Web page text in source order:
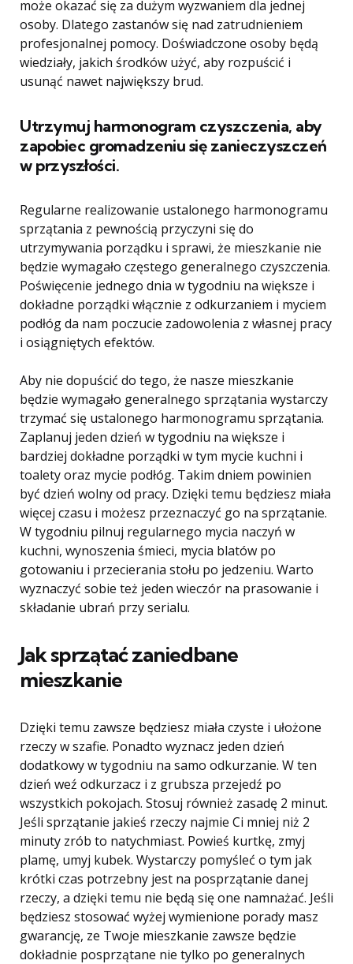
może okazać się za dużym wyzwaniem dla jednej
osoby. Dlatego zastanów się nad zatrudnieniem
profesjonalnej pomocy. Doświadczone osoby będą
wiedziały, jakich środków użyć, aby rozpuścić i
usunąć nawet największy brud.
Utrzymuj harmonogram czyszczenia, aby
zapobiec gromadzeniu się zanieczyszczeń
w przyszłości.
Regularne realizowanie ustalonego harmonogramu
sprzątania z pewnością przyczyni się do
utrzymywania porządku i sprawi, że mieszkanie nie
będzie wymagało częstego generalnego czyszczenia.
Poświęcenie jednego dnia w tygodniu na większe i
dokładne porządki włącznie z odkurzaniem i myciem
podłóg da nam poczucie zadowolenia z własnej pracy
i osiągniętych efektów.
Aby nie dopuścić do tego, że nasze mieszkanie
będzie wymagało generalnego sprzątania wystarczy
trzymać się ustalonego harmonogramu sprzątania.
Zaplanuj jeden dzień w tygodniu na większe i
bardziej dokładne porządki w tym mycie kuchni i
toalety oraz mycie podłóg. Takim dniem powinien
być dzień wolny od pracy. Dzięki temu będziesz miała
więcej czasu i możesz przeznaczyć go na sprzątanie.
W tygodniu pilnuj regularnego mycia naczyń w
kuchni, wynoszenia śmieci, mycia blatów po
gotowaniu i przecierania stołu po jedzeniu. Warto
wyznaczyć sobie też jeden wieczór na prasowanie i
składanie ubrań przy serialu.
Jak sprzątać zaniedbane
mieszkanie
Dzięki temu zawsze będziesz miała czyste i ułożone
rzeczy w szafie. Ponadto wyznacz jeden dzień
dodatkowy w tygodniu na samo odkurzanie. W ten
dzień weź odkurzacz i z grubsza przejedź po
wszystkich pokojach. Stosuj również zasadę 2 minut.
Jeśli sprzątanie jakieś rzeczy najmie Ci mniej niż 2
minuty zrób to natychmiast. Powieś kurtkę, zmyj
plamę, umyj kubek. Wystarczy pomyśleć o tym jak
krótki czas potrzebny jest na posprzątanie danej
rzeczy, a dzięki temu nie będą się one namnażać. Jeśli
będziesz stosować wyżej wymienione porady masz
gwarancję, ze Twoje mieszkanie zawsze będzie
dokładnie posprzątane nie tylko po generalnych